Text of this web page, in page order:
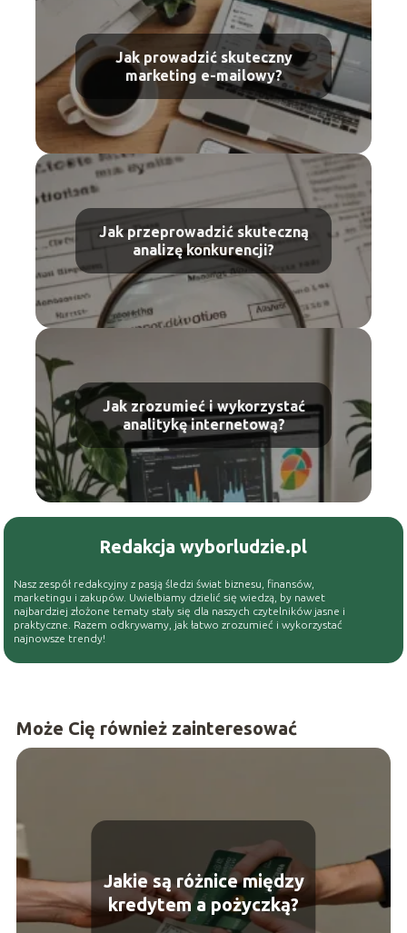
Jak prowadzić skuteczny
marketing e-mailowy?
Jak przeprowadzić skuteczną
analizę konkurencji?
Jak zrozumieć i wykorzystać
analitykę internetową?
Redakcja wyborludzie.pl
Nasz zespół redakcyjny z pasją śledzi świat biznesu, finansów,
marketingu i zakupów. Uwielbiamy dzielić się wiedzą, by nawet
najbardziej złożone tematy stały się dla naszych czytelników jasne i
praktyczne. Razem odkrywamy, jak łatwo zrozumieć i wykorzystać
najnowsze trendy!
Może Cię również zainteresować
Jakie są różnice między
kredytem a pożyczką?